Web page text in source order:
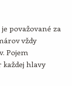
považované za
vždy
Pojem
hlavy